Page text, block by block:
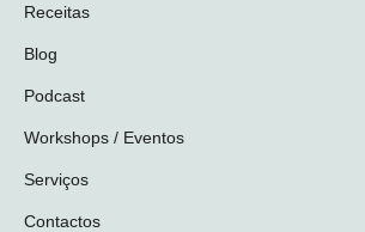
Receitas
Blog
Podcast
Workshops / Eventos
Serviços
Contactos